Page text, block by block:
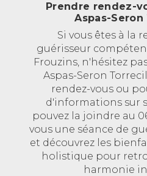
Prendre rendez-
Aspas-
Si vous êtes à la
guérisseur
Frouzins, n'hésitez
Aspas-Seron
rendez-vous ou
d'informations sur
pouvez la joindre au
vous une séance de
et découvrez les
holistique pour
harmonie